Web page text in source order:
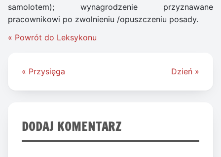
samolotem); wynagrodzenie przyznawane
pracownikowi po zwolnieniu /opuszczeniu posady.
« Powrót do Leksykonu
Nawigacja
« Przysięga Dzień »
DODAJ KOMENTARZ